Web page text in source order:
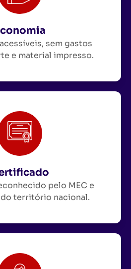
sem gastos
e material impresso.
pelo MEC e
território nacional.